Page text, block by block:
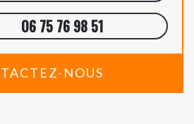
06 75 76 98 51
NOUS